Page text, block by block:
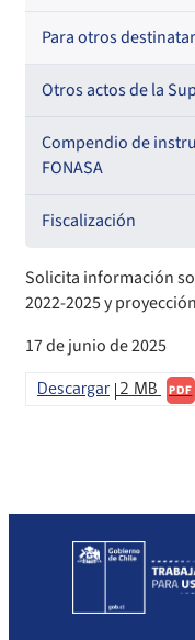
Oficios Circulares
Resoluciones
Oficios Circulares
Circulares
Circulares internas
Resoluciones
Para otros
Circulares
Otros actos de la
Antecedentes
EMT Ley N° 20.416
Comisión
Convenios de
Decreta reserva o
Llamados a
Otras Resoluciones
Compendio de
FONASA
Compendio Beneficios
Compendio de
Compendio
Fiscalización
Informes de
Sanciones a
Solicita información
2022-2025 y
17 de junio de 2025
Descargar 2 MB PDF